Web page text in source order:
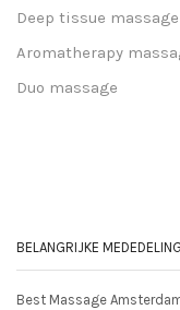
Deep tissue massage
Aromatherapy
Duo massage
BELANGRIJKE MEDEDELING
Best Massage